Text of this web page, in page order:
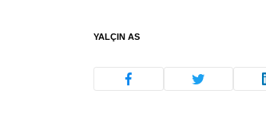
YALÇIN AS